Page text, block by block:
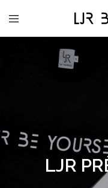
LJR
Be
Yourself
LJR